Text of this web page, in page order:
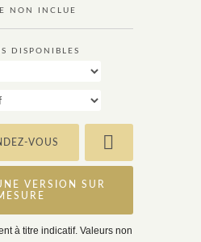
NON INCLUE
DISPONIBLES
VOUS
VERSION SUR
à titre indicatif. Valeurs non